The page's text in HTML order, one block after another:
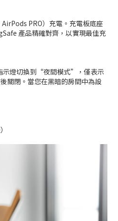
PRO）充電。充電板底座
產品精確對齊，以實現最佳充
示燈切換到“夜間模式”，僅表示
關閉。當您在黑暗的房間中為設